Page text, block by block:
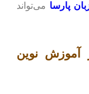
پارسا می‌تواند
آموزش نوین